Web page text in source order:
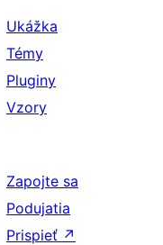
Ukážka
Témy
Pluginy
Vzory
Zapojte sa
Podujatia
Prispieť ↗